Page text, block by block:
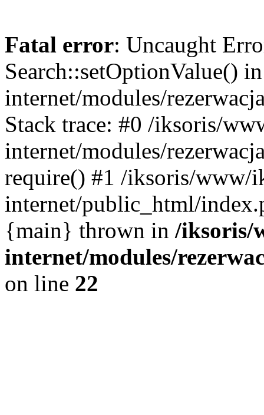
Fatal error: Uncaught
Search::setOptionValue()
internet/modules/
Stack trace: #0 /iksoris/
internet/modules/
require() #1 /iksoris/www/
internet/public_html/
{main} thrown in /iksoris/
internet/modules/
on line 22